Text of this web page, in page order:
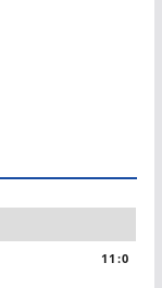
11:0